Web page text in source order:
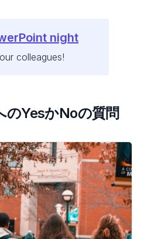
night
colleagues!
のYesかNoの質問